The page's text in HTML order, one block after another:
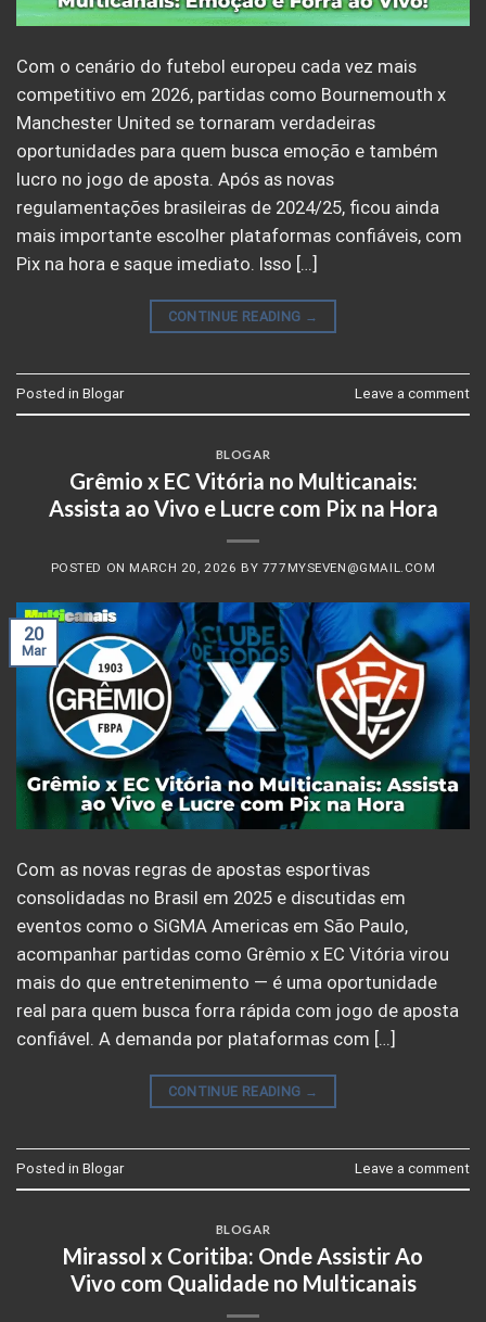
Com o cenário do futebol europeu cada vez mais
competitivo em 2026, partidas como Bournemouth x
Manchester United se tornaram verdadeiras
oportunidades para quem busca emoção e também
lucro no jogo de aposta. Após as novas
regulamentações brasileiras de 2024/25, ficou ainda
mais importante escolher plataformas confiáveis, com
Pix na hora e saque imediato. Isso […]
CONTINUE READING →
Posted in Blogar Leave a comment
BLOGAR
Grêmio x EC Vitória no Multicanais:
Assista ao Vivo e Lucre com Pix na Hora
POSTED ON MARCH 20, 2026 BY 777MYSEVEN@GMAIL.COM
20
Mar
Com as novas regras de apostas esportivas
consolidadas no Brasil em 2025 e discutidas em
eventos como o SiGMA Americas em São Paulo,
acompanhar partidas como Grêmio x EC Vitória virou
mais do que entretenimento — é uma oportunidade
real para quem busca forra rápida com jogo de aposta
confiável. A demanda por plataformas com […]
CONTINUE READING →
Posted in Blogar Leave a comment
BLOGAR
Mirassol x Coritiba: Onde Assistir Ao
Vivo com Qualidade no Multicanais